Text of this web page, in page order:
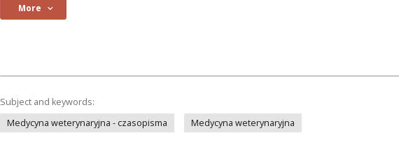
More
Subject and keywords:
Medycyna weterynaryjna - czasopisma
Medycyna weterynaryjna